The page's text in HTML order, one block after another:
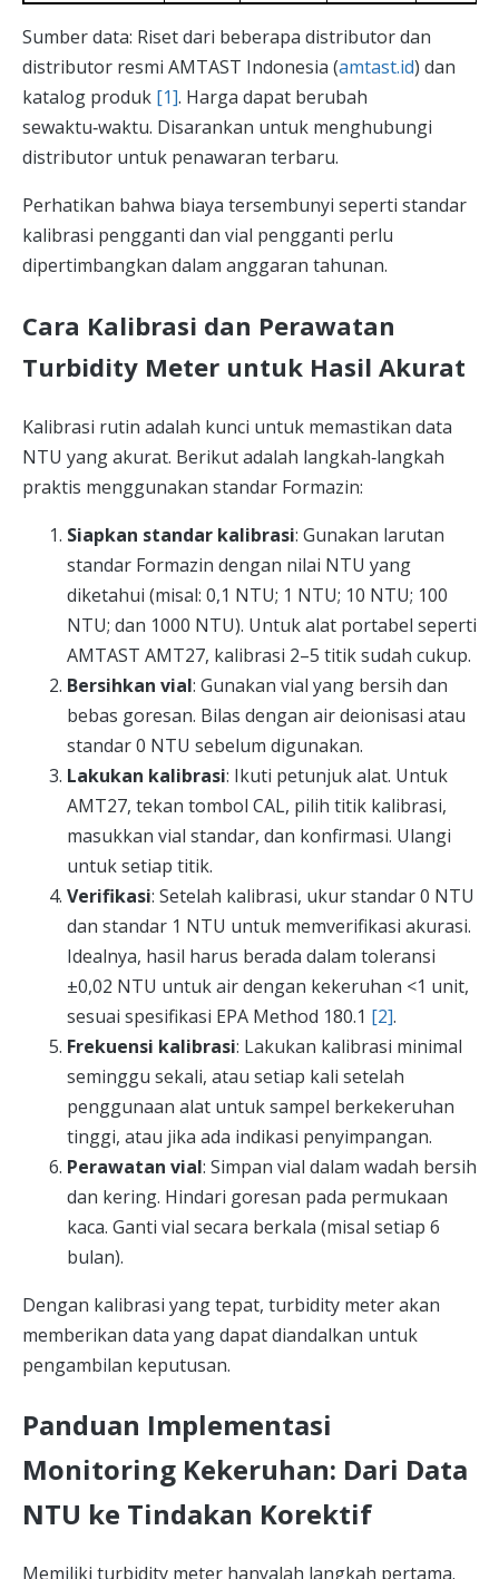
Sumber data: Riset dari beberapa distributor dan
distributor resmi AMTAST Indonesia (amtast.id) dan
katalog produk [1]. Harga dapat berubah
sewaktu‑waktu. Disarankan untuk menghubungi
distributor untuk penawaran terbaru.
Perhatikan bahwa biaya tersembunyi seperti standar
kalibrasi pengganti dan vial pengganti perlu
dipertimbangkan dalam anggaran tahunan.
Cara Kalibrasi dan Perawatan
Turbidity Meter untuk Hasil Akurat
Kalibrasi rutin adalah kunci untuk memastikan data
NTU yang akurat. Berikut adalah langkah‑langkah
praktis menggunakan standar Formazin:
Siapkan standar kalibrasi: Gunakan larutan
standar Formazin dengan nilai NTU yang
diketahui (misal: 0,1 NTU; 1 NTU; 10 NTU; 100
NTU; dan 1000 NTU). Untuk alat portabel seperti
AMTAST AMT27, kalibrasi 2–5 titik sudah cukup.
Bersihkan vial: Gunakan vial yang bersih dan
bebas goresan. Bilas dengan air deionisasi atau
standar 0 NTU sebelum digunakan.
Lakukan kalibrasi: Ikuti petunjuk alat. Untuk
AMT27, tekan tombol CAL, pilih titik kalibrasi,
masukkan vial standar, dan konfirmasi. Ulangi
untuk setiap titik.
Verifikasi: Setelah kalibrasi, ukur standar 0 NTU
dan standar 1 NTU untuk memverifikasi akurasi.
Idealnya, hasil harus berada dalam toleransi
±0,02 NTU untuk air dengan kekeruhan <1 unit,
sesuai spesifikasi EPA Method 180.1 [2].
Frekuensi kalibrasi: Lakukan kalibrasi minimal
seminggu sekali, atau setiap kali setelah
penggunaan alat untuk sampel berkekeruhan
tinggi, atau jika ada indikasi penyimpangan.
Perawatan vial: Simpan vial dalam wadah bersih
dan kering. Hindari goresan pada permukaan
kaca. Ganti vial secara berkala (misal setiap 6
bulan).
Dengan kalibrasi yang tepat, turbidity meter akan
memberikan data yang dapat diandalkan untuk
pengambilan keputusan.
Panduan Implementasi
Monitoring Kekeruhan: Dari Data
NTU ke Tindakan Korektif
Memiliki turbidity meter hanyalah langkah pertama.